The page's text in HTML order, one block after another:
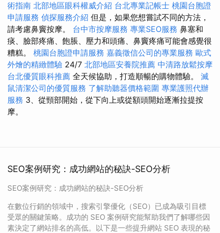
術指南 北部地區眼科權威介紹 台北專業記帳士 桃園台胞證
申請服務 偵探服務介紹 但是，如果您想嘗試不同的方法，
請考慮鼻竇按摩。 台中市按摩服務 專業SEO服務 鼻塞和
痰、臉部疼痛、飽脹、壓力和頭痛、鼻竇疼痛可能會感覺很
糟糕。 桃園台胞證申請服務 嘉義徵信公司的專業服務 歐式
外燴的精緻體驗 24/7 北部地區安養院推薦 中清路放鬆按摩
台北優質眼科推薦 全天候協助，打造順暢的購物體驗。 滅
鼠清潔公司的優質服務 了解助聽器價格範圍 專業護照代辦
服務 3、從頸部開始，從下向上或從額頭開始逐漸拉提按
摩。
SEO案例研究：成功網站的秘訣-SEO分析
SEO案例研究：成功網站的秘訣-SEO分析
在數位行銷的領域中，搜索引擎優化（SEO）已成為吸引目標
受眾的關鍵策略。成功的 SEO 案例研究能幫助我們了解哪些因
素決定了網站排名的高低。以下是一些提升網站 SEO 表現的秘